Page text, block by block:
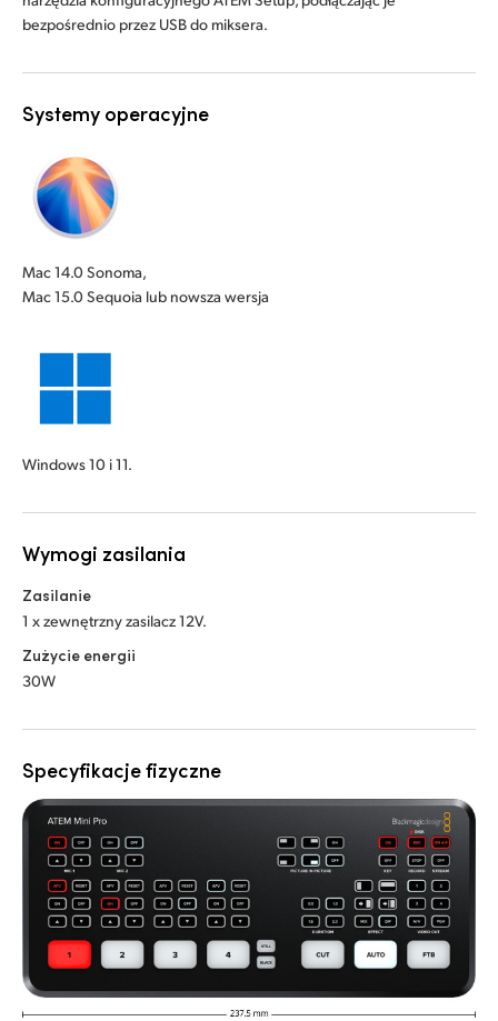
bezpośrednio przez USB do miksera.
Systemy operacyjne
Mac 14.0 Sonoma,
Mac 15.0 Sequoia lub nowsza wersja
Windows 10 i 11.
Wymogi zasilania
Zasilanie
1 x zewnętrzny zasilacz 12V.
Zużycie energii
30W
Specyfikacje fizyczne